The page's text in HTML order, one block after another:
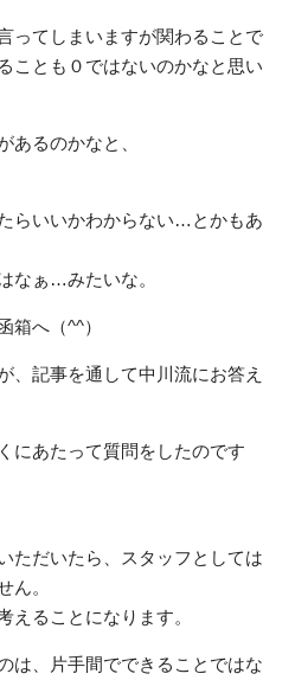
ってしまいますが関わることで
ことも０ではないのかなと思い
あるのかなと、
らいいかわからない…とかもあ
なぁ…みたいな。
箱へ（^^）
、記事を通して中川流にお答え
にあたって質問をしたのです
ただいたら、スタッフとしては
ん。
えることになります。
は、片手間でできることではな